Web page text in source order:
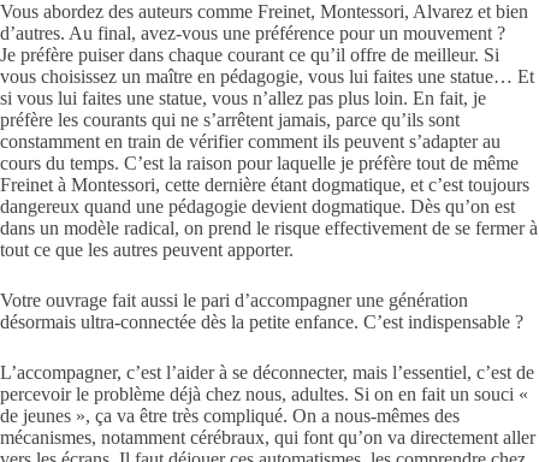
Vous abordez des auteurs comme Freinet, Montessori, Alvarez et bien
d’autres. Au final, avez-vous une préférence pour un mouvement ?
Je préfère puiser dans chaque courant ce qu’il offre de meilleur. Si
vous choisissez un maître en pédagogie, vous lui faites une statue… Et
si vous lui faites une statue, vous n’allez pas plus loin. En fait, je
préfère les courants qui ne s’arrêtent jamais, parce qu’ils sont
constamment en train de vérifier comment ils peuvent s’adapter au
cours du temps. C’est la raison pour laquelle je préfère tout de même
Freinet à Montessori, cette dernière étant dogmatique, et c’est toujours
dangereux quand une pédagogie devient dogmatique. Dès qu’on est
dans un modèle radical, on prend le risque effectivement de se fermer à
tout ce que les autres peuvent apporter.
Votre ouvrage fait aussi le pari d’accompagner une génération
désormais ultra-connectée dès la petite enfance. C’est indispensable ?
L’accompagner, c’est l’aider à se déconnecter, mais l’essentiel, c’est de
percevoir le problème déjà chez nous, adultes. Si on en fait un souci «
de jeunes », ça va être très compliqué. On a nous-mêmes des
mécanismes, notamment cérébraux, qui font qu’on va directement aller